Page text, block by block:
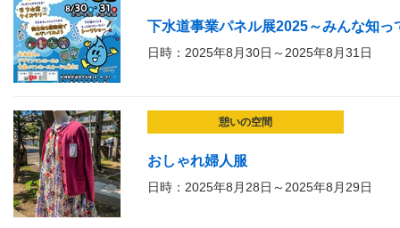
下水道事業パネル展2025～みんな知っ
日時：2025年8月30日～2025年8月31日
憩いの空間
おしゃれ婦人服
日時：2025年8月28日～2025年8月29日